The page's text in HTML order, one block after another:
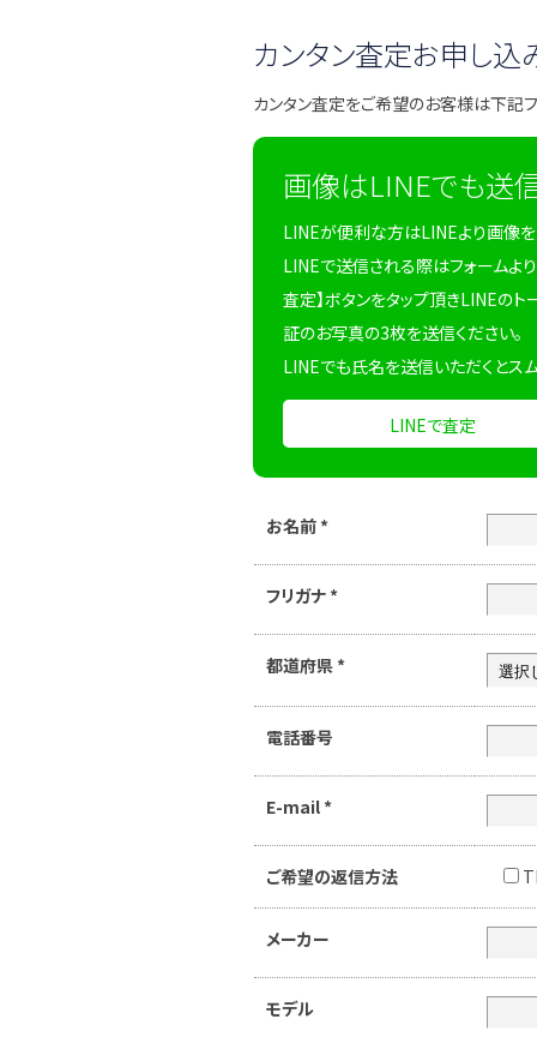
カンタン査定お申し込
カンタン査定をご希望のお客様は下記
画像はLINEでも送
LINEが便利な方はLINEより画像を
LINEで送信される際はフォームより
査定】ボタンをタップ頂きLINEの
証のお写真の3枚を送信ください。
LINEでも氏名を送信いただくとス
LINEで査定
お名前 *
フリガナ *
都道府県 *
電話番号
E-mail *
ご希望の返信方法
メーカー
モデル